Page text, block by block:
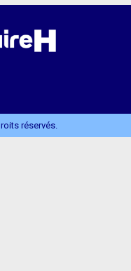
réservés.